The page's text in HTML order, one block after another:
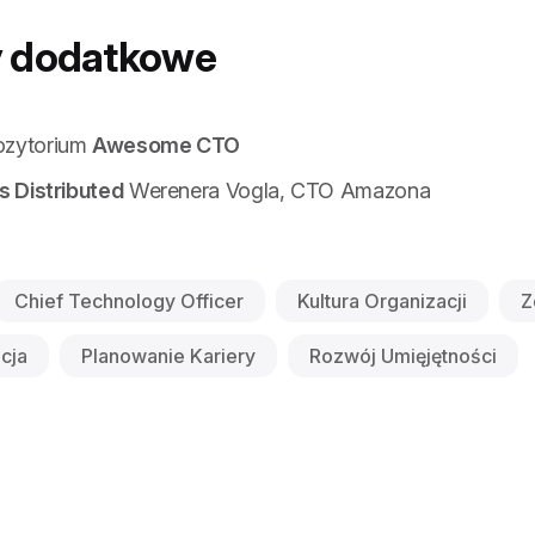
dodatkowe
Awesome CTO
DistributedWerenera Vogla, CTO Amazona
Chief Technology Officer Kultura Organizacji
Planowanie Kariery Rozwój Umięjętności